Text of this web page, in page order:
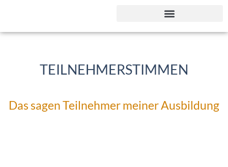
TEILNEHMERSTIMMEN
Das sagen Teilnehmer meiner Ausbildung